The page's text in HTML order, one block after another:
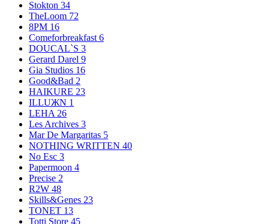
Stokton 34
TheLoom 72
8PM 16
Comeforbreakfast 6
DOUCAL`S 3
Gerard Darel 9
Gia Studios 16
Good&Bad 2
HAIKURE 23
ILLUЖN 1
LEHA 26
Les Archives 3
Mar De Margaritas 5
NOTHING WRITTEN 40
No Esc 3
Papermoon 4
Precise 2
R2W 48
Skills&Genes 23
TONET 13
Totti Store 45